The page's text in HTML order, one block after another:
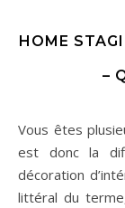
HOME
–
Vous êtes plusieurs à vous poser la question. Mais quelle
est donc la
décoration
littéral du